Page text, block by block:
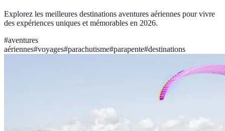
Explorez les meilleures destinations aventures aériennes pour vivre
des expériences uniques et mémorables en 2026.
#aventures
aériennes#voyages#parachutisme#parapente#destinations